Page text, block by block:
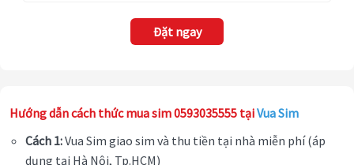
Đặt ngay
Hướng dẫn cách thức mua sim 0593035555 tạiVua Sim
Cách 1:Vua Sim giao sim và thu tiền tại nhà miễn phí (áp
dụng tại Hà Nội, Tp.HCM)